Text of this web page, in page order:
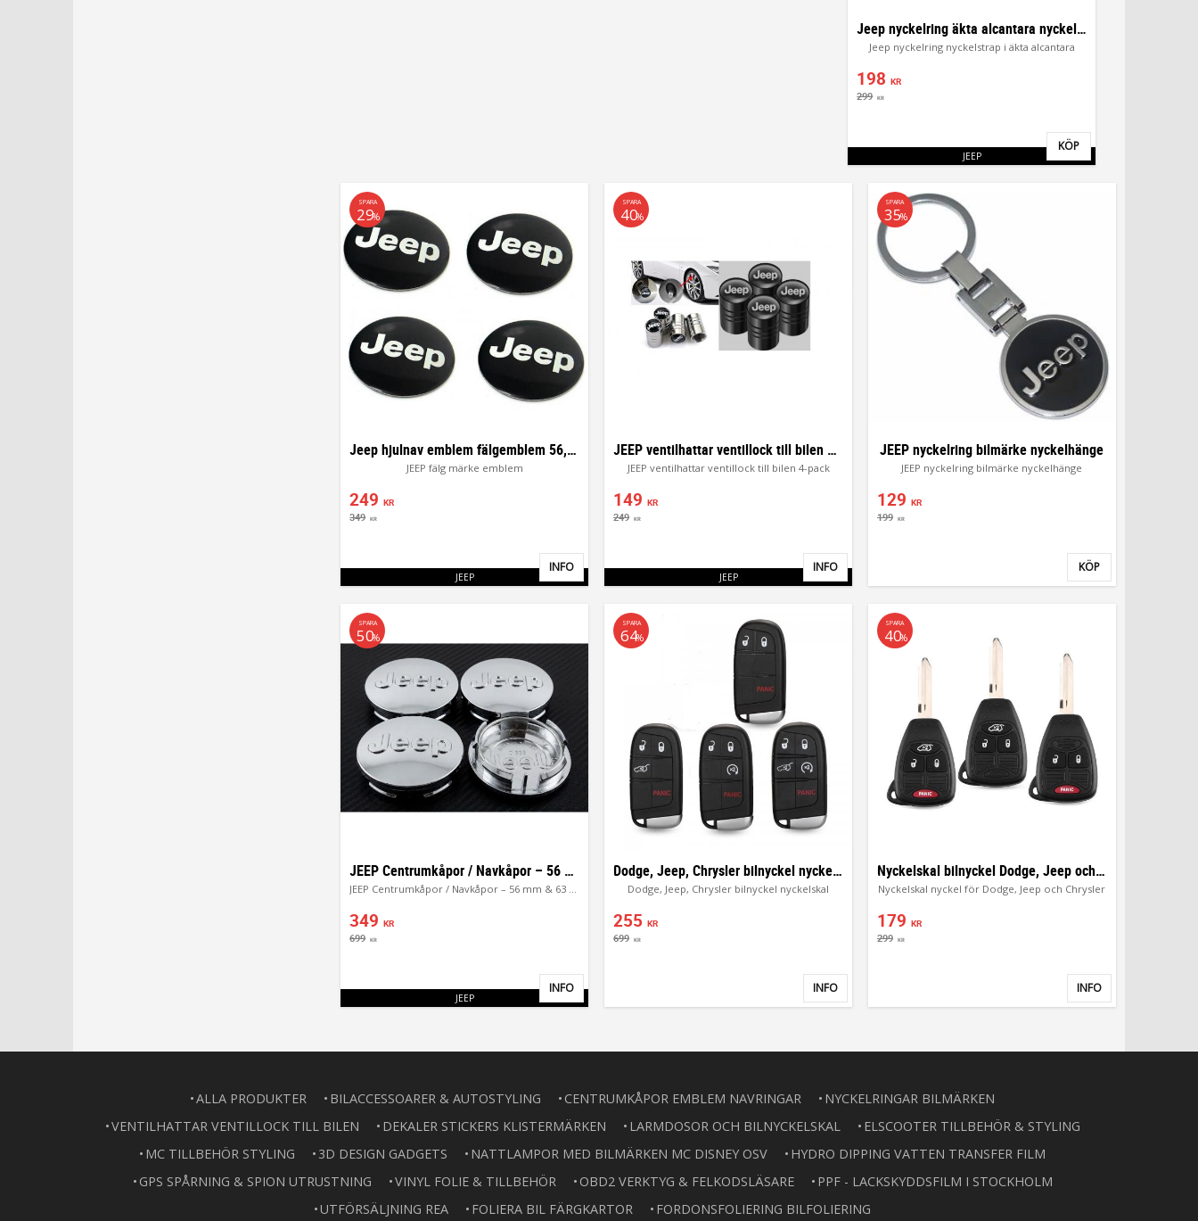
Jeep nyckelring äkta alcantara nyckelstrap
Jeep nyckelring nyckelstrap i äkta alcantara
198 KR
299 KR
JEEP Lägg till i favoriter
KÖP
Jeep hjulnav emblem fälgemblem 56, 60, 65 mm
JEEP fälg märke emblem
249 KR
349 KR
SPARA
29%
JEEP Lägg till i favoriter
INFO
JEEP ventilhattar ventillock till bilen 4-pack
JEEP ventilhattar ventillock till bilen 4-pack
149 KR
249 KR
SPARA
40%
JEEP Lägg till i favoriter
INFO
JEEP nyckelring bilmärke nyckelhänge
JEEP nyckelring bilmärke nyckelhänge
129 KR
199 KR
SPARA
35%
Lägg till i
KÖP
JEEP Centrumkåpor / Navkåpor – 56 mm & 63 mm OEM
JEEP Centrumkåpor / Navkåpor – 56 mm & 63 mm OEM
349 KR
699 KR
SPARA
50%
JEEP Lägg till i favoriter
INFO
Dodge, Jeep, Chrysler bilnyckel nyckelskal
Dodge, Jeep, Chrysler bilnyckel nyckelskal
255 KR
699 KR
SPARA
64%
Lägg till i favoriter
INFO
Nyckelskal bilnyckel Dodge, Jeep och Chrysler
Nyckelskal nyckel för Dodge, Jeep och Chrysler
179 KR
299 KR
SPARA
40%
Lägg till i
INFO
ALLA PRODUKTER BILACCESSOARER & AUTOSTYLING CENTRUMKÅPOR EMBLEM NAVRINGAR
NYCKELRINGAR BILMÄRKEN
VENTILHATTAR VENTILLOCK TILL BILEN
DEKALER STICKERS KLISTERMÄRKEN LARMDOSOR OCH BILNYCKELSKAL
ELSCOOTER TILLBEHÖR & STYLING
MC TILLBEHÖR STYLING
3D DESIGN GADGETS NATTLAMPOR MED BILMÄRKEN MC DISNEY OSV
HYDRO DIPPING VATTEN TRANSFER FILM
GPS SPÅRNING & SPION UTRUSTNING
VINYL FOLIE & TILLBEHÖR OBD2 VERKTYG & FELKODSLÄSARE
PPF - LACKSKYDDSFILM I STOCKHOLM
UTFÖRSÄLJNING REA
FOLIERA BIL FÄRGKARTOR FORDONSFOLIERING BILFOLIERING